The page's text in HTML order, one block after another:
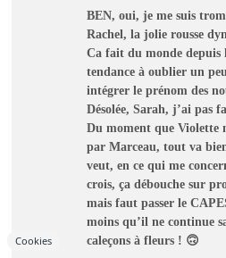
BEN, oui, je me suis
Rachel, la jolie rousse
Ca fait du monde depuis
tendance à oublier un
intégrer le prénom des
Désolée, Sarah, j’ai pas
Du moment que Violette
par Marceau, tout va
veut, en ce qui me
crois, ça débouche sur
mais faut passer le
moins qu’il ne continue
caleçons à fleurs ! 🙃
Cookies